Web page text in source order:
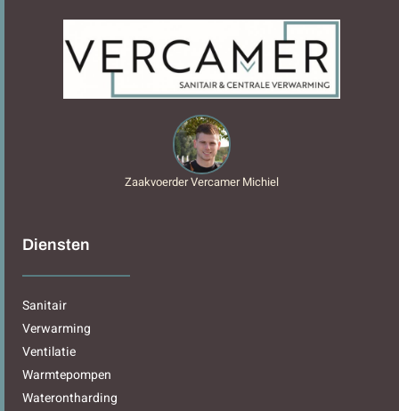
Zaakvoerder Vercamer Michiel
Diensten
Sanitair
Verwarming
Ventilatie
Warmtepompen
Waterontharding